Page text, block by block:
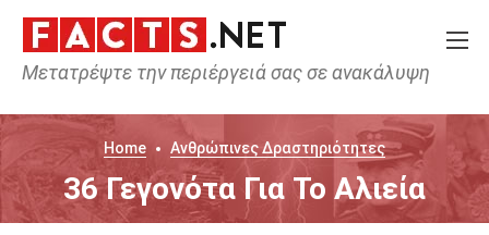
Μετατρέψτε την περιέργειά σας σε ανακάλυψη
Home Ανθρώπινες Δραστηριότητες
36 Γεγονότα Για Το Αλιεία